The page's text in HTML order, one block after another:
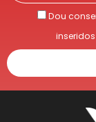
Dou